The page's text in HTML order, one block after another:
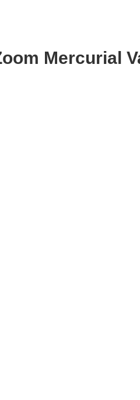
Mercurial